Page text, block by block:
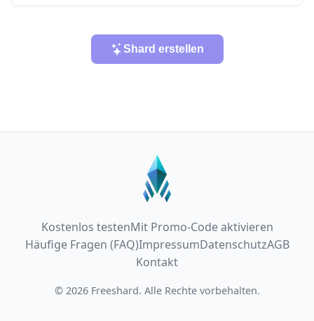
Shard erstellen
Kostenlos testenMit Promo-Code aktivieren
Häufige Fragen (FAQ)ImpressumDatenschutzAGB
Kontakt
© 2026 Freeshard. Alle Rechte vorbehalten.